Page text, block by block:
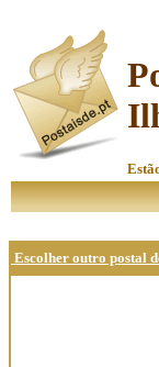
Escolher outro postal